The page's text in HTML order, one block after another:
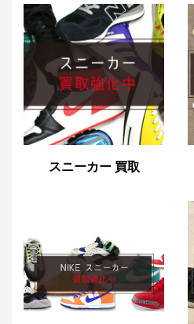
スニーカー 買取